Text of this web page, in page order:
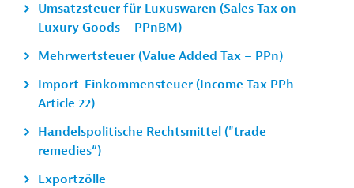
Umsatzsteuer für Luxuswaren (Sales Tax on
Luxury Goods – PPnBM)
Mehrwertsteuer (Value Added Tax – PPn)
Import-Einkommensteuer (Income Tax PPh –
Article 22)
Handelspolitische Rechtsmittel ("trade
remedies“)
Exportzölle